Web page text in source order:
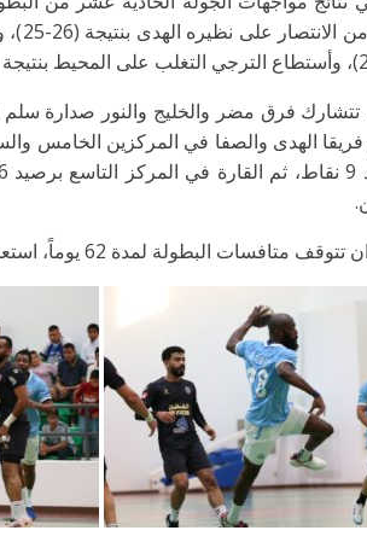
62 يوماً، استعداداً لإقامة معسكر المنتخب السعودي الأول تحضيراً لبطولة كأس العالم 2023م.